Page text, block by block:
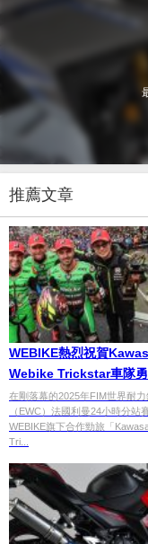
推薦文章
WEBIKE熱烈祝賀
Webike Trickstar車隊勇
耐力錦標賽法國站亞軍
在剛落幕的2025年FIM世界耐力
（EWC）法國利曼24小時分站
WEBIKE旗下合作勁旅「
Tri...